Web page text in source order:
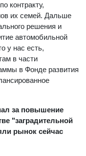
контракту,
их семей. Дальше
решения и
автомобильной
у нас есть,
в части
в Фонде развития
за повышение
"заградительной
рынок сейчас